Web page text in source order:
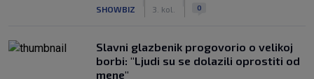
SHOWBIZ 3. kol. 0
Slavni glazbenik progovorio o velikoj
borbi: "Ljudi su se dolazili oprostiti od
mene"